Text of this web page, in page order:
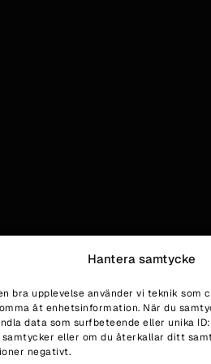
Hantera samtycke
bra upplevelse använder vi teknik som
åt enhetsinformation. När du
data som surfbeteende eller unika
samtycker eller om du återkallar ditt
negativt.